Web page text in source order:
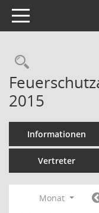
Toggle navigation
2015
Informationen
Vertreter
Monat